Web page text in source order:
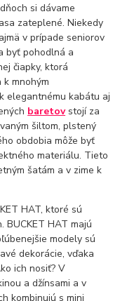
si dávame
zateplené. Niekedy
v prípade seniorov
byť pohodlná a
čiapky, ktorá
mnohým
elegantnému kabátu aj
baretovstojí za
šiltom, plstený
obdobia môže byť
materiálu. Tieto
šatám a v zime k
HAT, ktoré sú
BUCKET HAT majú
modely sú
dekorácie, vďaka
ich nosiť? V
a džínsami a v
kombinujú s mini